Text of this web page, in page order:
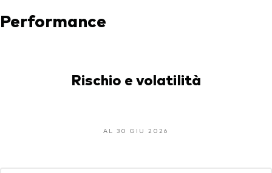
Performance
Rischio e volatilità
AL 30 GIU 2026